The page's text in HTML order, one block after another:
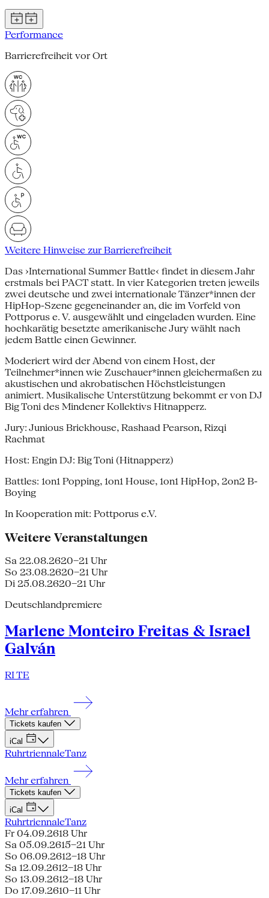
Performance
Barrierefreiheit vor Ort
Weitere Hinweise zur Barrierefreiheit
Das ›International Summer Battle‹ findet in diesem Jahr
erstmals bei PACT statt. In vier Kategorien treten jeweils
zwei deutsche und zwei internationale Tänzer*innen der
HipHop-Szene gegeneinander an, die im Vorfeld von
Pottporus e. V. ausgewählt und eingeladen wurden. Eine
hochkarätig besetzte amerikanische Jury wählt nach
jedem Battle einen Gewinner.
Moderiert wird der Abend von einem Host, der
Teilnehmer*innen wie Zuschauer*innen gleichermaßen zu
akustischen und akroba­tischen Höchstleistungen
animiert. Musika­lische Unterstützung bekommt er von DJ
Big Toni des Mindener Kollektivs Hitnapperz.
Jury: Junious Brickhouse, Rashaad Pearson, Rizqi
Rachmat
Host: Engin DJ: Big Toni (Hitnapperz)
Battles: 1on1 Popping, 1on1 House, 1on1 HipHop, 2on2 B-
Boying
In Kooperation mit: Pottporus e.V.
Weitere Veranstaltungen
Sa 22.08.2620–21 Uhr
So 23.08.2620–21 Uhr
Di 25.08.2620–21 Uhr
Deutschlandpremiere
Marlene Monteiro Freitas & Israel
Galván
RI TE
Mehr erfahren
Tickets kaufen
iCal
RuhrtriennaleTanz
Mehr erfahren
Tickets kaufen
iCal
RuhrtriennaleTanz
Fr 04.09.2618 Uhr
Sa 05.09.2615–21 Uhr
So 06.09.2612–18 Uhr
Sa 12.09.2612–18 Uhr
So 13.09.2612–18 Uhr
Do 17.09.2610–11 Uhr